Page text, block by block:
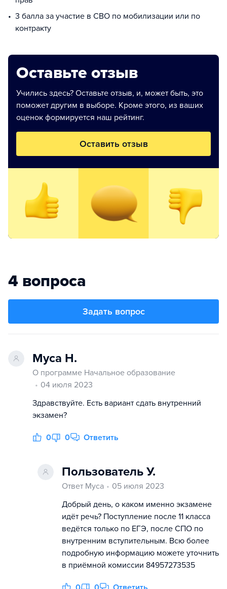
3 балла за участие в СВО по мобилизации или по
контракту
Оставьте отзыв
Учились здесь? Оставьте отзыв, и, может быть, это
поможет другим в выборе. Кроме этого, из ваших
оценок формируется наш рейтинг.
Оставить отзыв
4 вопроса
Задать вопрос
Муса Н.
О программе Начальное образование
04 июля 2023
Здравствуйте. Есть вариант сдать внутренний
экзамен?
0 0 Ответить
Пользователь У.
Ответ Муса
05 июля 2023
Добрый день, о каком именно экзамене
идёт речь? Поступление после 11 класса
ведётся только по ЕГЭ, после СПО по
внутренним вступительным. Всю более
подробную информацию можете уточнить
в приёмной комиссии 84957273535